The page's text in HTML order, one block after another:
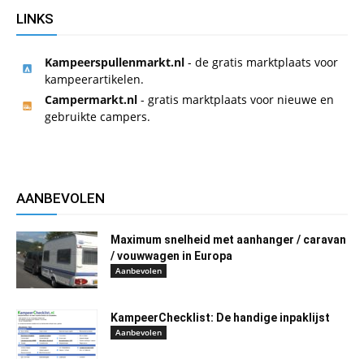
LINKS
Kampeerspullenmarkt.nl - de gratis marktplaats voor
kampeerartikelen.
Campermarkt.nl - gratis marktplaats voor nieuwe en
gebruikte campers.
AANBEVOLEN
Maximum snelheid met aanhanger / caravan
/ vouwwagen in Europa
Aanbevolen
KampeerChecklist: De handige inpaklijst
Aanbevolen